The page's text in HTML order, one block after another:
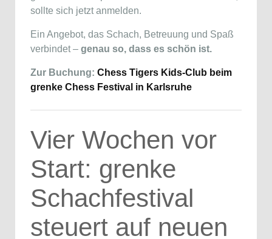
sollte sich jetzt anmelden.
Ein Angebot, das Schach, Betreuung und Spaß
verbindet – genau so, dass es schön ist.
Zur Buchung: Chess Tigers Kids-Club beim
grenke Chess Festival in Karlsruhe
Vier Wochen vor
Start: grenke
Schachfestival
steuert auf neuen